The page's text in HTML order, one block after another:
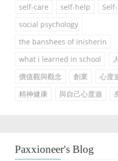
self-care
self-help
social psychology
the banshees of inisherin
what i learned in school
價值觀與觀念
創業 心度
精神健康
與自己心度遊
Paxxioneer's Blog